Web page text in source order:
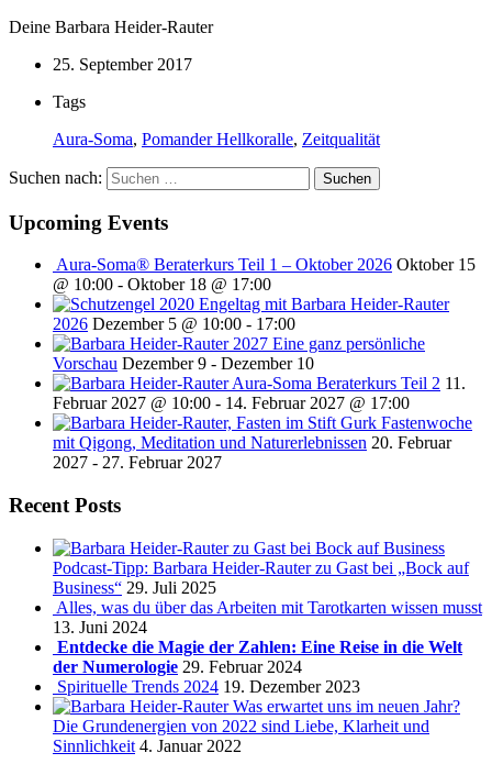
Deine Barbara Heider-Rauter
25. September 2017
Tags
Aura-Soma, Pomander Hellkoralle, Zeitqualität
Suchen nach:
Upcoming Events
Aura-Soma® Beraterkurs Teil 1 – Oktober 2026 Oktober 15
@ 10:00 - Oktober 18 @ 17:00
Engeltag mit Barbara Heider-Rauter
2026 Dezember 5 @ 10:00 - 17:00
2027 Eine ganz persönliche
Vorschau Dezember 9 - Dezember 10
Aura-Soma Beraterkurs Teil 2 11.
Februar 2027 @ 10:00 - 14. Februar 2027 @ 17:00
Fastenwoche
mit Qigong, Meditation und Naturerlebnissen 20. Februar
2027 - 27. Februar 2027
Recent Posts
Podcast-Tipp: Barbara Heider-Rauter zu Gast bei „Bock auf
Business“ 29. Juli 2025
Alles, was du über das Arbeiten mit Tarotkarten wissen musst
13. Juni 2024
Entdecke die Magie der Zahlen: Eine Reise in die Welt
der Numerologie 29. Februar 2024
Spirituelle Trends 2024 19. Dezember 2023
Was erwartet uns im neuen Jahr?
Die Grundenergien von 2022 sind Liebe, Klarheit und
Sinnlichkeit 4. Januar 2022